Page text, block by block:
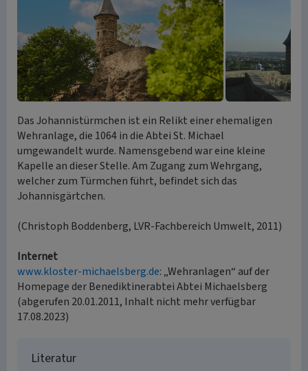
Das Johannistürmchen ist ein Relikt einer ehemaligen
Wehranlage, die 1064 in die Abtei St. Michael
umgewandelt wurde. Namensgebend war eine kleine
Kapelle an dieser Stelle. Am Zugang zum Wehrgang,
welcher zum Türmchen führt, befindet sich das
Johannisgärtchen.
(Christoph Boddenberg, LVR-Fachbereich Umwelt, 2011)
Internet
www.kloster-michaelsberg.de: „Wehranlagen“ auf der
Homepage der Benediktinerabtei Abtei Michaelsberg
(abgerufen 20.01.2011, Inhalt nicht mehr verfügbar
17.08.2023)
Literatur